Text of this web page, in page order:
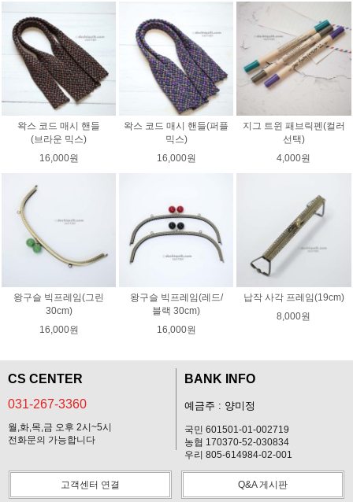
왁스 코드 매시 핸들
(브라운 믹스)
16,000원
왁스 코드 매시 핸들(퍼플
믹스)
16,000원
지그 트윈 패브릭펜(컬러
선택)
4,000원
왕구슬 빅프레임(그린
30cm)
16,000원
왕구슬 빅프레임(레드/
블랙 30cm)
16,000원
납작 사각 프레임(19cm)
8,000원
CS CENTER
031-267-3360
월,화,목,금 오후 2시~5시
전화문의 가능합니다
BANK INFO
예금주 : 양미정
국민 601501-01-002719
농협 170370-52-030834
우리 805-614984-02-001
고객센터 연결 Q&A 게시판